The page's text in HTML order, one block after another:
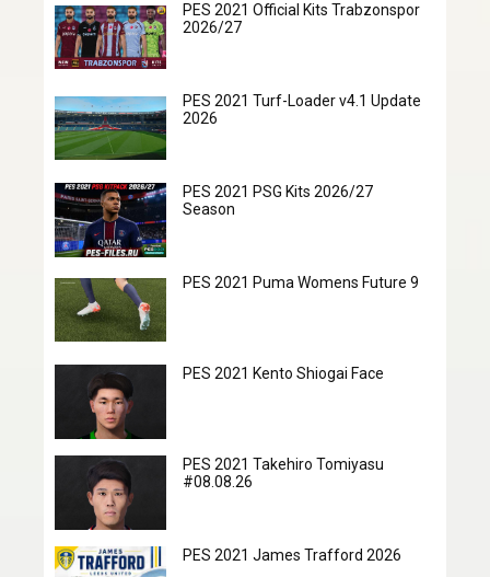
PES 2021 Official Kits Trabzonspor
2026/27
PES 2021 Turf-Loader v4.1 Update
2026
PES 2021 PSG Kits 2026/27
Season
PES 2021 Puma Womens Future 9
PES 2021 Kento Shiogai Face
PES 2021 Takehiro Tomiyasu
#08.08.26
PES 2021 James Trafford 2026